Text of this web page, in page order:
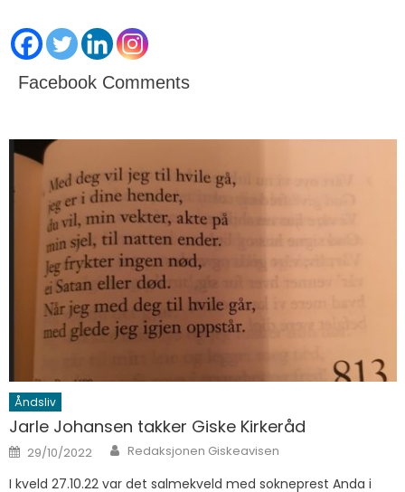
Facebook Comments
Åndsliv
Jarle Johansen takker Giske Kirkeråd
Posted on
29/10/2022 Author
Redaksjonen Giskeavisen
I kveld 27.10.22 var det salmekveld med sokneprest Anda i